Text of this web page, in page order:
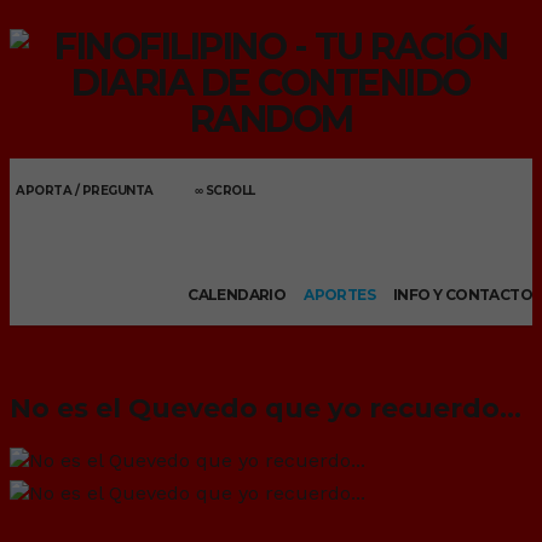
APORTA / PREGUNTA ∞ SCROLL
CALENDARIO APORTES INFO Y CONTACTO
No es el Quevedo que yo recuerdo…